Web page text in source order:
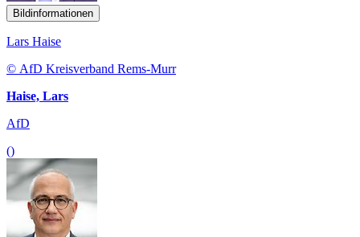
Bildinformationen
Lars Haise
© AfD Kreisverband Rems-Murr
Haise, Lars
AfD
()